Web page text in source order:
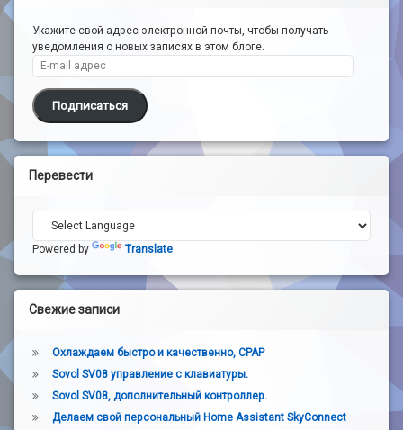
Укажите свой адрес электронной почты, чтобы получать
уведомления о новых записях в этом блоге.
E-mail адрес
Подписаться
Перевести
Powered by Translate
Свежие записи
Охлаждаем быстро и качественно, CPAP
Sovol SV08 управление с клавиатуры.
Sovol SV08, дополнительный контроллер.
Делаем свой персональный Home Assistant SkyConnect